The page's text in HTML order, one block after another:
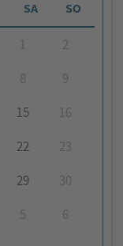
SA SO
1
2
8
9
15
16
22
23
29
30
5 6